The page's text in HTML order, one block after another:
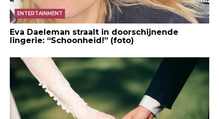
ENTERTAINMENT
Eva Daeleman straalt in doorschijnende
lingerie: “Schoonheid!” (foto)